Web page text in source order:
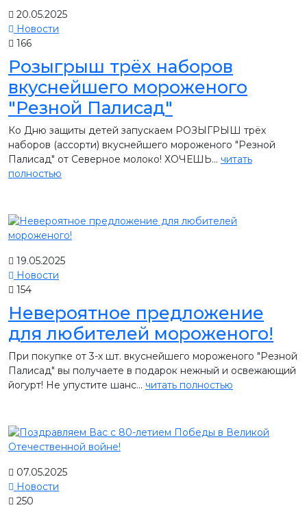
20.05.2025
Новости
166
Розыгрыш трёх наборов
вкуснейшего мороженого
"Резной Палисад"
Ко Дню защиты детей запускаем РОЗЫГРЫШ трёх
наборов (ассорти) вкуснейшего мороженого "Резной
Палисад" от Северное молоко! ХОЧЕШЬ... читать
полностью
19.05.2025
Новости
154
Невероятное предложение
для любителей мороженого!
При покупке от 3-х шт. вкуснейшего мороженого "Резной
Палисад" вы получаете в подарок нежный и освежающий
йогурт! Не упустите шанс... читать полностью
07.05.2025
Новости
250